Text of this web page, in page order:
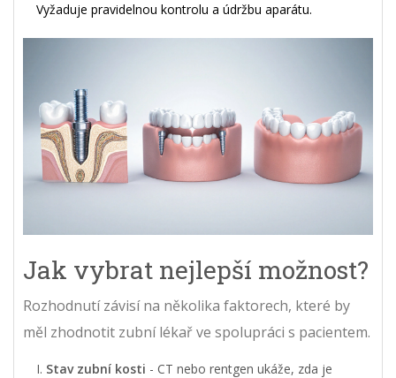
Vyžaduje pravidelnou kontrolu a údržbu aparátu.
Jak vybrat nejlepší možnost?
Rozhodnutí závisí na několika faktorech, které by
měl zhodnotit zubní lékař ve spolupráci s pacientem.
Stav zubní kosti - CT nebo rentgen ukáže, zda je